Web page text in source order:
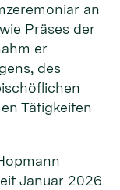
an
Präses der
er
des
Tätigkeiten
Januar 2026